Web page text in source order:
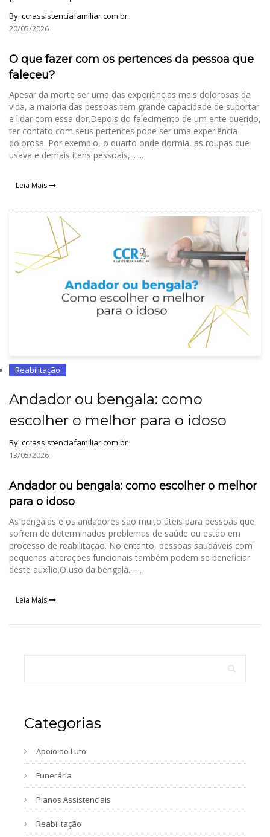
By: ccrassistenciafamiliar.com.br
20/05/2026
O que fazer com os pertences da pessoa que
faleceu?
Apesar da morte ser uma das experiências mais dolorosas da
vida, a maioria das pessoas tem grande capacidade de suportar
e lidar com essa dor.Depois do falecimento de um ente querido,
ter contato com seus pertences pode ser uma experiência
dolorosa. Por exemplo, o quarto onde dormia, as roupas que
usava e demais itens pessoais,... ...
Leia Mais
Reabilitação
Andador ou bengala: como
escolher o melhor para o idoso
By: ccrassistenciafamiliar.com.br
13/05/2026
Andador ou bengala: como escolher o melhor
para o idoso
As bengalas e os andadores são muito úteis para pessoas que
sofrem de determinados problemas de saúde ou estão em
processo de reabilitação. No entanto, pessoas saudáveis ​​com
pequenas alterações funcionais também podem se beneficiar
deste auxílio.O uso da bengala... ...
Leia Mais
Categorias
Apoio ao Luto
Funerária
Planos Assistenciais
Reabilitação